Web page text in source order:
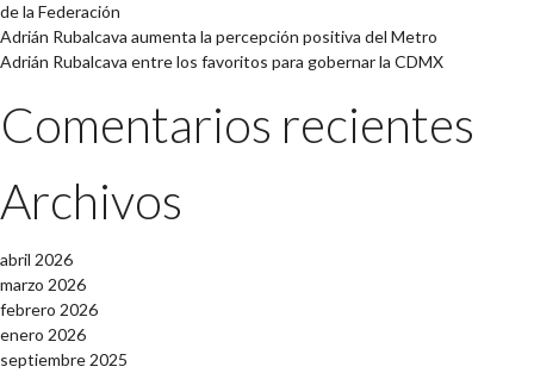
de la Federación
Adrián Rubalcava aumenta la percepción positiva del Metro
Adrián Rubalcava entre los favoritos para gobernar la CDMX
Comentarios recientes
Archivos
abril 2026
marzo 2026
febrero 2026
enero 2026
septiembre 2025